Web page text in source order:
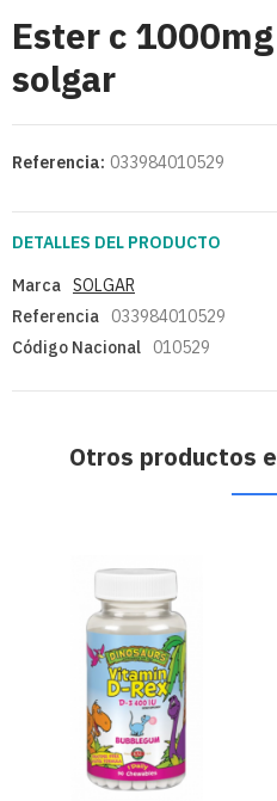
Ester c
solgar
Referencia: 033984010529
DETALLES DEL PRODUCTO
Marca SOLGAR
Referencia
033984010529
Código Nacional
010529
Otros productos